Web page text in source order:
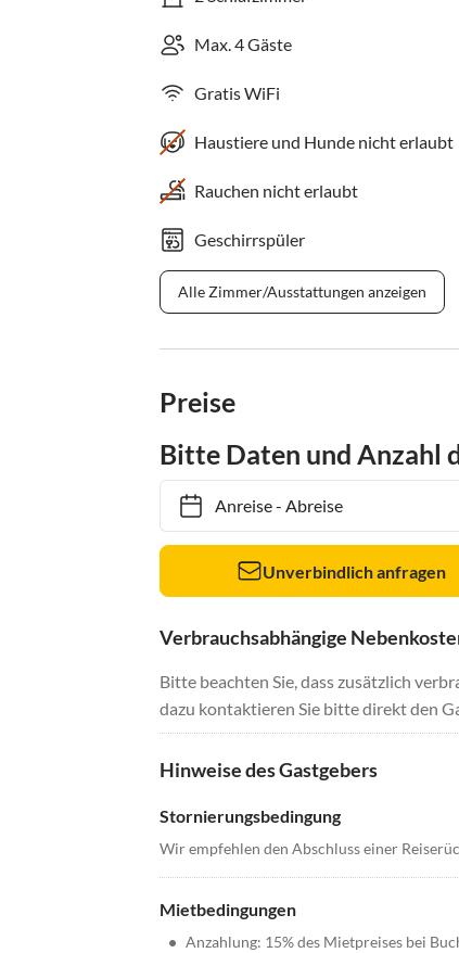
Max. 4 Gäste
Gratis WiFi
Haustiere und Hunde nicht erlaubt
Rauchen nicht erlaubt
Geschirrspüler
Alle Zimmer/Ausstattungen anzeigen
Preise
Bitte Daten und Anzahl
Anreise- Abreise
Unverbindlich anfragen
Verbrauchsabhängige
Bitte beachten Sie, dass zusätzlich
dazu kontaktieren Sie bitte direkt den
Hinweise des Gastgebers
Stornierungsbedingung
Wir empfehlen den Abschluss einer
Mietbedingungen
• Anzahlung: 15% des Mietpreises bei